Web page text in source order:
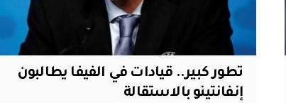
تطور كبير.. قيادات في الفيفا يطالبون
إنفانتينو بالاستقالة